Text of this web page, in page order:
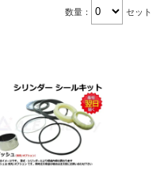
数量： セット